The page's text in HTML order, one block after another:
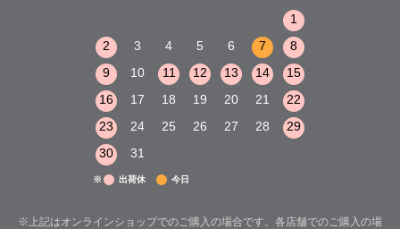
1
2
3 4 5 6 7
8
9
10 11 12 13 14
15
16
17 18 19 20 21
22
23
24 25 26 27 28
29
30
31
※ 出荷休 今日
※上記はオンラインショップでのご購入の場合です。各店舗でのご購入の場